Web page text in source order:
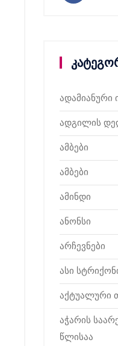
ადამიანური
ადგილის
ამბები
ამბები
ამინდი
ანონსი
არჩევნები
ასი
აქტუალური
აჭარის
წლისაა